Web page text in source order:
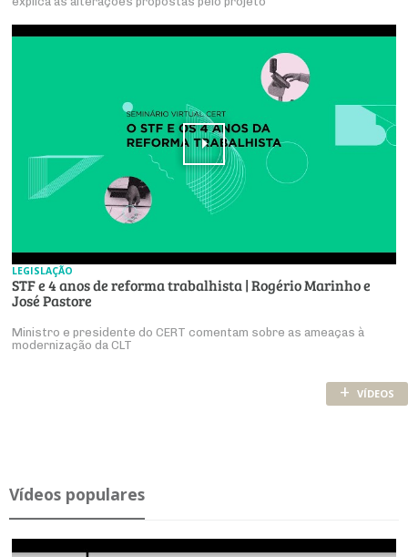
LEGISLAÇÃO
STF e 4 anos de reforma trabalhista | Rogério Marinho e
José Pastore
Ministro e presidente do CERT comentam sobre as ameaças à
modernização da CLT
+ VÍDEOS
Ví­deos po­pu­lares